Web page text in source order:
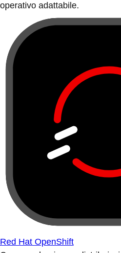
operativo adattabile.
Red Hat OpenShift